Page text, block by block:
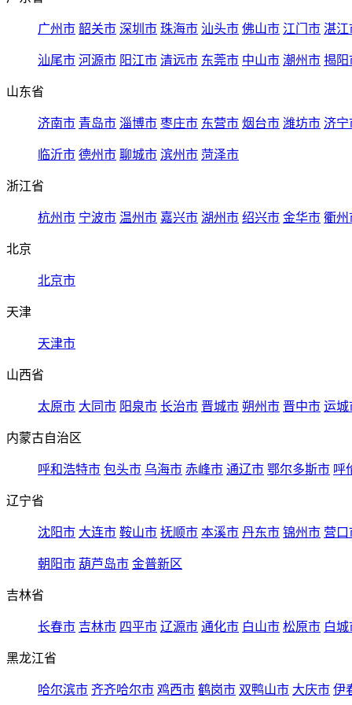
广州市 韶关市 深圳市 珠海市 汕头市 佛山市 江门市 湛江
汕尾市 河源市 阳江市 清远市 东莞市 中山市 潮州市 揭阳
山东省
济南市 青岛市 淄博市 枣庄市 东营市 烟台市 潍坊市 济宁
临沂市 德州市 聊城市 滨州市 菏泽市
浙江省
杭州市 宁波市 温州市 嘉兴市 湖州市 绍兴市 金华市 衢州
北京
北京市
天津
天津市
山西省
太原市 大同市 阳泉市 长治市 晋城市 朔州市 晋中市 运城
内蒙古自治区
呼和浩特市 包头市 乌海市 赤峰市 通辽市 鄂尔多斯市 呼
辽宁省
沈阳市 大连市 鞍山市 抚顺市 本溪市 丹东市 锦州市 营口
朝阳市 葫芦岛市 金普新区
吉林省
长春市 吉林市 四平市 辽源市 通化市 白山市 松原市 白城
黑龙江省
哈尔滨市 齐齐哈尔市 鸡西市 鹤岗市 双鸭山市 大庆市 伊